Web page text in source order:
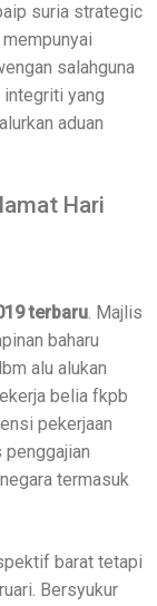
suria strategic
salahguna
integriti yang
aduan
Hari
terbaru. Majlis
baharu
alu alukan
belia fkpb
pekerjaan
termasuk
barat tetapi
Bersyukur